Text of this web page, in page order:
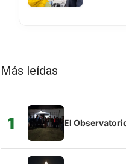
Más leídas
1 El